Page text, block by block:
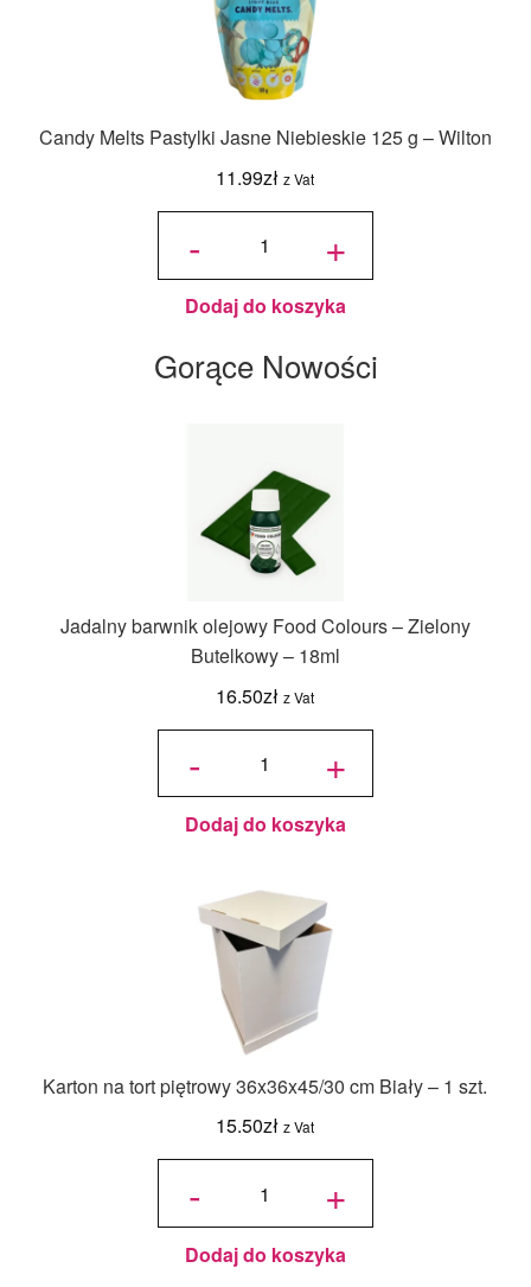
Candy Melts Pastylki Jasne Niebieskie 125 g – Wilton
11.99zł z Vat
-
ilość
Pastylki
Jasne
Niebieskie
125 g -
Wilton
+
Dodaj do koszyka
Gorące Nowości
Jadalny barwnik olejowy Food Colours – Zielony
Butelkowy – 18ml
16.50zł z Vat
-
ilość
olejowy
Food
Zielony
Butelkowy
+
Dodaj do koszyka
Karton na tort piętrowy 36x36x45/30 cm Biały – 1 szt.
15.50zł z Vat
-
ilość Karton
36x36x45/30
cm Biały - 1
szt. +
Dodaj do koszyka